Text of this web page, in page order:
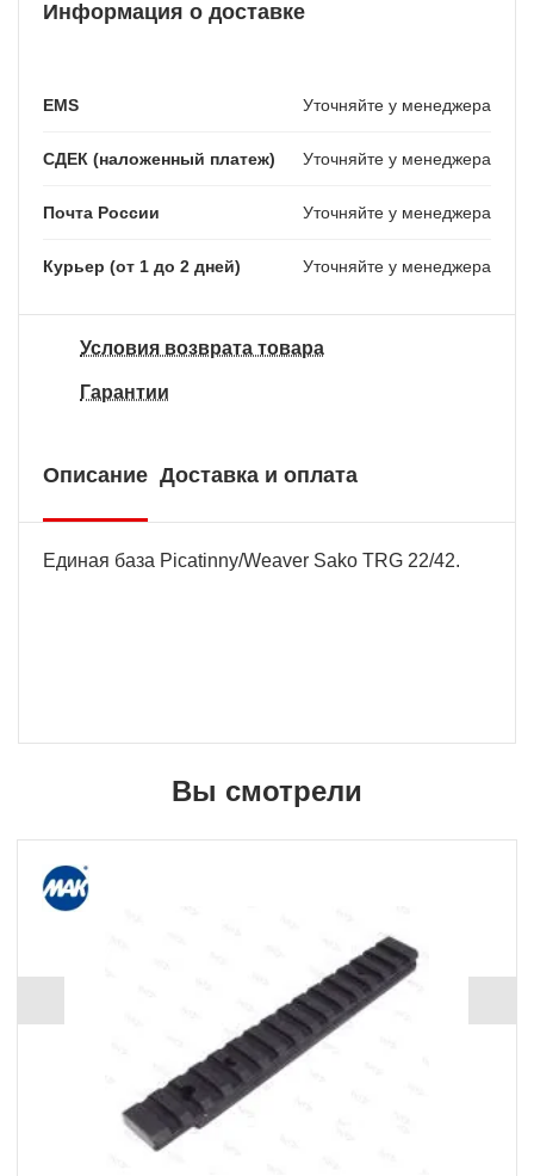
Информация о доставке
EMS Уточняйте у менеджера
СДЕК (наложенный платеж) Уточняйте у менеджера
Почта России Уточняйте у менеджера
Курьер (от 1 до 2 дней) Уточняйте у менеджера
Условия возврата товара
Гарантии
Описание Доставка и оплата
Единая база Picatinny/Weaver Sako TRG 22/42.
Вы смотрели